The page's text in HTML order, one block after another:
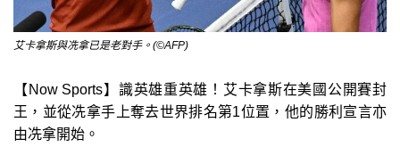
艾卡拿斯與冼拿已是老對手。(©AFP)
【Now Sports】識英雄重英雄！艾卡拿斯在美國公開賽封
王，並從冼拿手上奪去世界排名第1位置，他的勝利宣言亦
由冼拿開始。